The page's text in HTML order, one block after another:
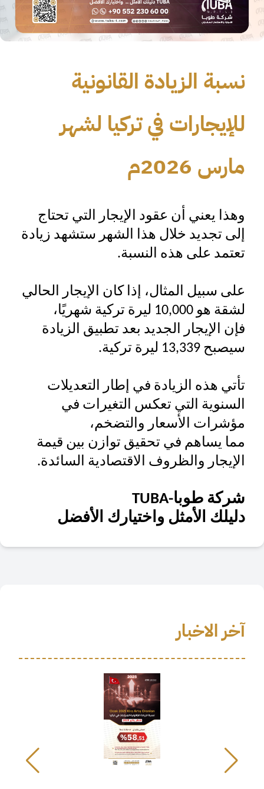
نسبة الزيادة القانونية
للإيجارات في تركيا لشهر
مارس 2026م
وهذا يعني أن عقود الإيجار التي تحتاج
إلى تجديد خلال هذا الشهر ستشهد زيادة
تعتمد على هذه النسبة.
على سبيل المثال، إذا كان الإيجار الحالي
لشقة هو 10,000 ليرة تركية شهريًا،
فإن الإيجار الجديد بعد تطبيق الزيادة
سيصبح 13,339 ليرة تركية.
تأتي هذه الزيادة في إطار التعديلات
السنوية التي تعكس التغيرات في
مؤشرات الأسعار والتضخم،
مما يساهم في تحقيق توازن بين قيمة
الإيجار والظروف الاقتصادية السائدة.
شركة طوبا-TUBA
دليلك الأمثل واختيارك الأفضل
آخر الاخبار